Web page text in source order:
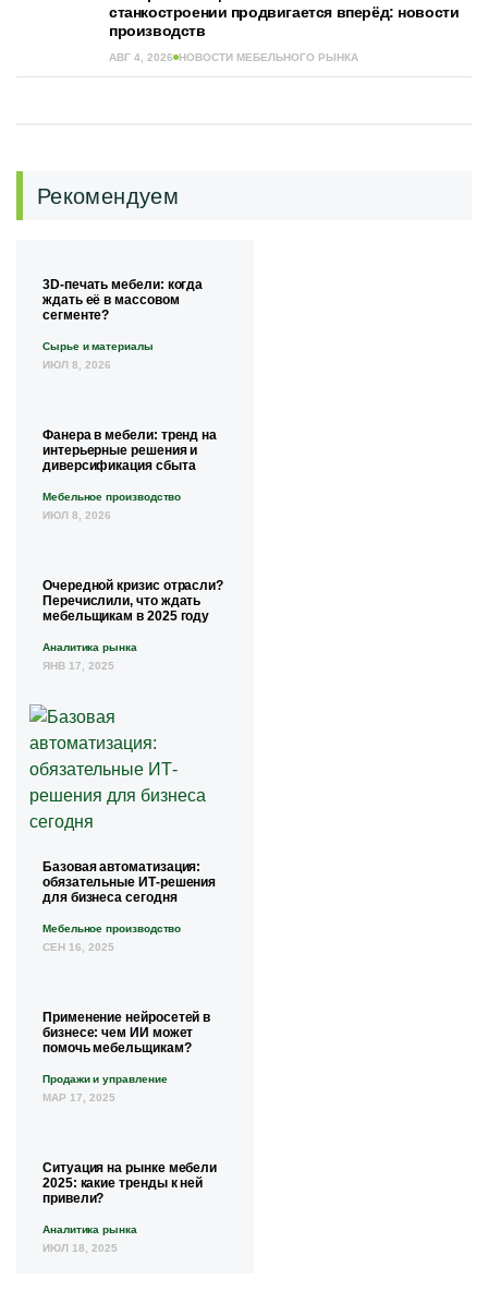
станкостроении продвигается вперёд: новости
производств
АВГ 4, 2026 НОВОСТИ МЕБЕЛЬНОГО РЫНКА
Рекомендуем
3D-печать мебели: когда
ждать её в массовом
сегменте?
Сырье и материалы
ИЮЛ 8, 2026
Фанера в мебели: тренд на
интерьерные решения и
диверсификация сбыта
Мебельное производство
ИЮЛ 8, 2026
Очередной кризис отрасли?
Перечислили, что ждать
мебельщикам в 2025 году
Аналитика рынка
ЯНВ 17, 2025
Базовая автоматизация:
обязательные ИТ-решения
для бизнеса сегодня
Мебельное производство
СЕН 16, 2025
Применение нейросетей в
бизнесе: чем ИИ может
помочь мебельщикам?
Продажи и управление
МАР 17, 2025
Ситуация на рынке мебели
2025: какие тренды к ней
привели?
Аналитика рынка
ИЮЛ 18, 2025